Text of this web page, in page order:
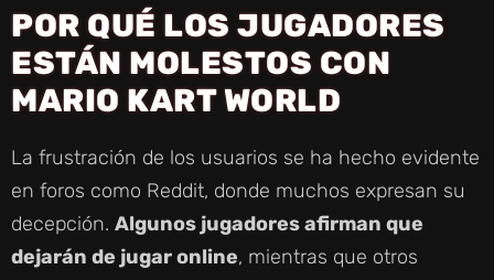
POR QUÉ LOS JUGADORES
ESTÁN MOLESTOS CON
MARIO KART WORLD
La frustración de los usuarios se ha hecho evidente
en foros como Reddit, donde muchos expresan su
decepción. Algunos jugadores afirman que
dejarán de jugar online, mientras que otros